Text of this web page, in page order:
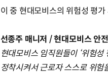
이 중 현대모비스의 위험성 평
선종주 매니저 / 현대모비스 안
현대모비스 임직원들이 ‘위험
정착시켜서 근로자 스스로 위